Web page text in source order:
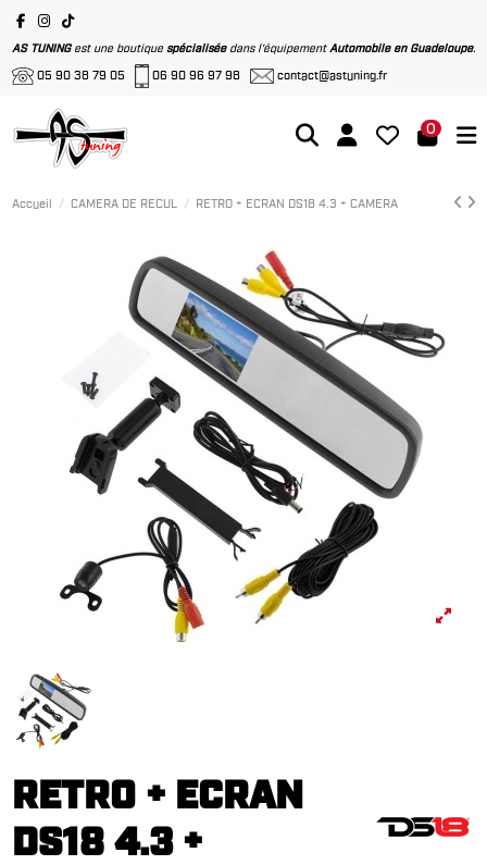
AS TUNINGest une boutiquespécialiséedans l'équipement Automobile en Guadeloupe.
05 90 38 79 05 06 90 96 97 98 contact@astuning.fr
0
Accueil CAMERA DE RECUL RETRO + ECRAN DS18 4.3 + CAMERA
RETRO + ECRAN
DS18 4.3 +